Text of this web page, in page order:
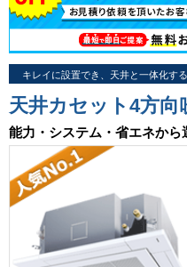
キレイに設置でき、天井と一体化す
天井カセット4方向
能力・システム・省エネから